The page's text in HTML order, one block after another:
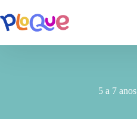
5 a 7 anos